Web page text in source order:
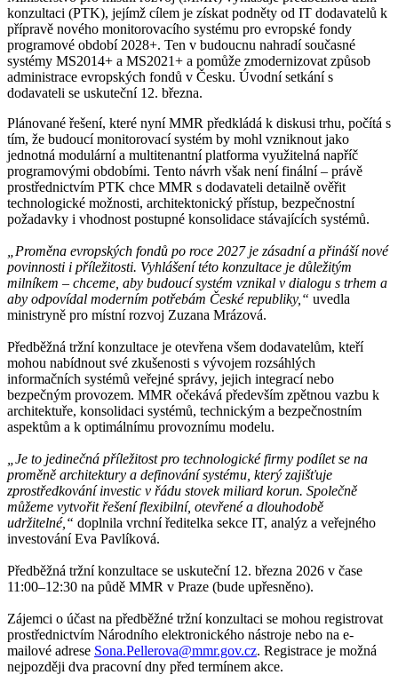
konzultaci (PTK), jejímž cílem je získat podněty od IT dodavatelů k
přípravě nového monitorovacího systému pro evropské fondy
programové období 2028+. Ten v budoucnu nahradí současné
systémy MS2014+ a MS2021+ a pomůže zmodernizovat způsob
administrace evropských fondů v Česku. Úvodní setkání s
dodavateli se uskuteční 12. března.
Plánované řešení, které nyní MMR předkládá k diskusi trhu, počítá s
tím, že budoucí monitorovací systém by mohl vzniknout jako
jednotná modulární a multitenantní platforma využitelná napříč
programovými obdobími. Tento návrh však není finální – právě
prostřednictvím PTK chce MMR s dodavateli detailně ověřit
technologické možnosti, architektonický přístup, bezpečnostní
požadavky i vhodnost postupné konsolidace stávajících systémů.
„Proměna evropských fondů po roce 2027 je zásadní a přináší nové
povinnosti i příležitosti. Vyhlášení této konzultace je důležitým
milníkem – chceme, aby budoucí systém vznikal v dialogu s trhem a
aby odpovídal moderním potřebám České republiky,“ uvedla
ministryně pro místní rozvoj Zuzana Mrázová.
Předběžná tržní konzultace je otevřena všem dodavatelům, kteří
mohou nabídnout své zkušenosti s vývojem rozsáhlých
informačních systémů veřejné správy, jejich integrací nebo
bezpečným provozem. MMR očekává především zpětnou vazbu k
architektuře, konsolidaci systémů, technickým a bezpečnostním
aspektům a k optimálnímu provoznímu modelu.
„Je to jedinečná příležitost pro technologické firmy podílet se na
proměně architektury a definování systému, který zajišťuje
zprostředkování investic v řádu stovek miliard korun. Společně
můžeme vytvořit řešení flexibilní, otevřené a dlouhodobě
udržitelné,“ doplnila vrchní ředitelka sekce IT, analýz a veřejného
investování Eva Pavlíková.
Předběžná tržní konzultace se uskuteční 12. března 2026 v čase
11:00–12:30 na půdě MMR v Praze (bude upřesněno).
Zájemci o účast na předběžné tržní konzultaci se mohou registrovat
prostřednictvím Národního elektronického nástroje nebo na e-
mailové adrese Sona.Pellerova@mmr.gov.cz. Registrace je možná
nejpozději dva pracovní dny před termínem akce.